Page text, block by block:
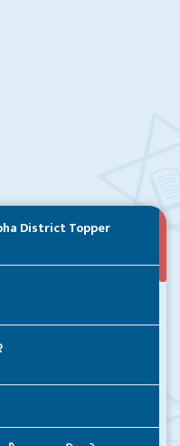
District Topper